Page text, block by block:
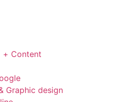
+ Content
Graphic design